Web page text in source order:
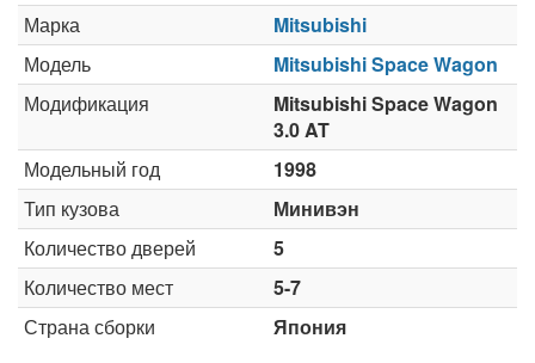
Марка
Mitsubishi
Модель
Mitsubishi Space Wagon
Модификация
Mitsubishi Space Wagon
3.0 AT
Модельный год
1998
Тип кузова
Минивэн
Количество дверей
5
Количество мест
5-7
Страна сборки
Япония